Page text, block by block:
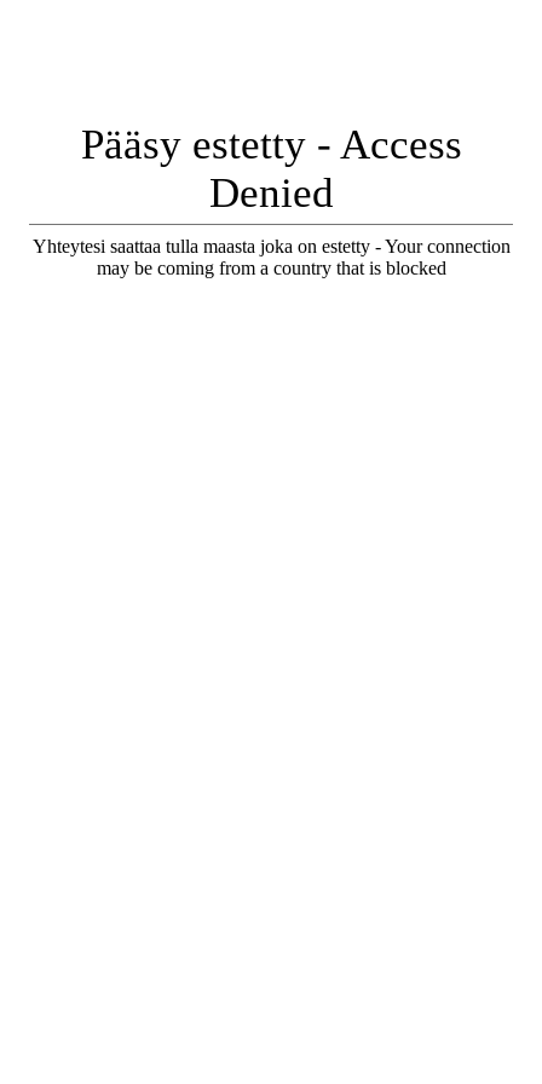
Pääsy estetty - Access
Denied
Yhteytesi saattaa tulla maasta joka on estetty - Your connection
may be coming from a country that is blocked